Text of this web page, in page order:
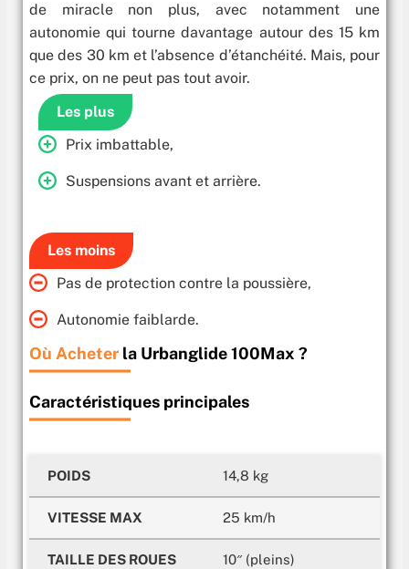
de miracle non plus, avec notamment une
autonomie qui tourne davantage autour des 15 km
que des 30 km et l’absence d’étanchéité. Mais, pour
ce prix, on ne peut pas tout avoir.
Les plus
Prix imbattable,
Suspensions avant et arrière.
Les moins
Pas de protection contre la poussière,
Autonomie faiblarde.
Où Acheter la Urbanglide 100Max ?
Caractéristiques principales
POIDS 14,8 kg
VITESSE MAX 25 km/h
TAILLE DES ROUES 10″ (pleins)